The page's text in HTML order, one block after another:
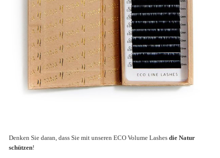
Denken Sie daran, dass Sie mit unseren ECO Volume Lashes die Natur
schützen!